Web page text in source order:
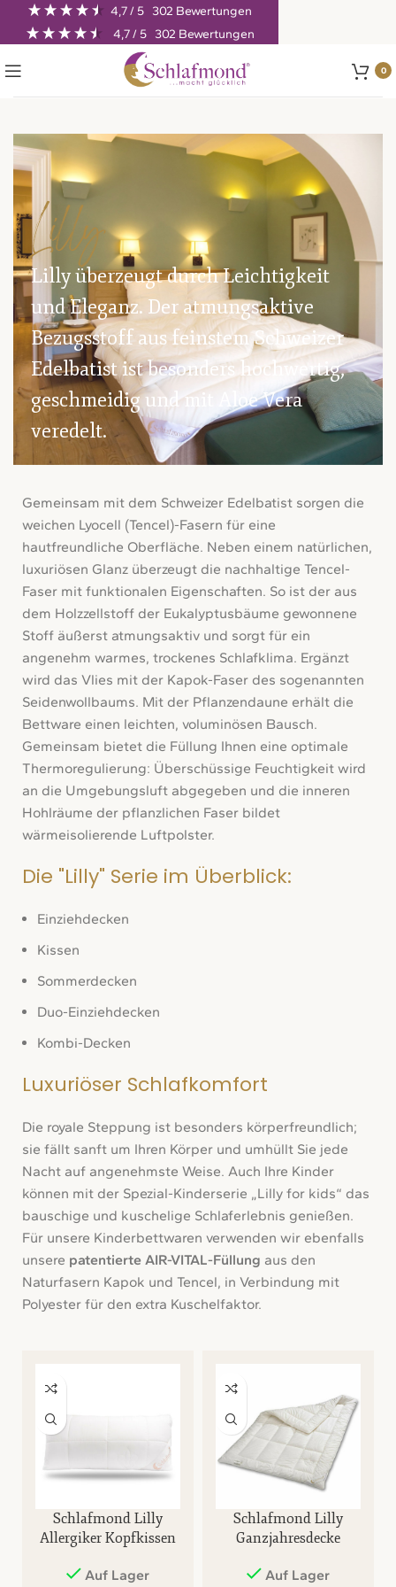
0
Lilly
Lilly überzeugt durch Leichtig­keit
und Eleganz. Der atmungs­aktive
Bezugs­stoff aus feinstem Schweizer
Edel­batist ist besonders hoch­wertig,
geschmeidig und mit Aloe Vera
veredelt.
Gemeinsam mit dem Schweizer Edelbatist sorgen die
weichen Lyocell (Tencel)-Fasern für eine
hautfreundliche Oberfläche. Neben einem natürlichen,
luxuriösen Glanz überzeugt die nachhaltige Tencel-
Faser mit funktionalen Eigenschaften. So ist der aus
dem Holzzellstoff der Eukalyptusbäume gewonnene
Stoff äußerst atmungsaktiv und sorgt für ein
angenehm warmes, trockenes Schlafklima. Ergänzt
wird das Vlies mit der Kapok-Faser des sogenannten
Seidenwollbaums. Mit der Pflanzendaune erhält die
Bettware einen leichten, voluminösen Bausch.
Gemeinsam bietet die Füllung Ihnen eine optimale
Thermoregulierung: Überschüssige Feuchtigkeit wird
an die Umgebungsluft abgegeben und die inneren
Hohlräume der pflanzlichen Faser bildet
wärmeisolierende Luftpolster.
Die "Lilly" Serie im Überblick:
Einziehdecken
Kissen
Sommerdecken
Duo-Einziehdecken
Kombi-Decken
Luxuriöser Schlafkomfort
Die royale Steppung ist besonders körperfreundlich;
sie fällt sanft um Ihren Körper und umhüllt Sie jede
Nacht auf angenehmste Weise. Auch Ihre Kinder
können mit der Spezial-Kinderserie „Lilly for kids“ das
bauschige und kuschelige Schlaferlebnis genießen.
Für unsere Kinderbettwaren verwenden wir ebenfalls
unsere patentierte AIR-VITAL-Füllung aus den
Naturfasern Kapok und Tencel, in Verbindung mit
Polyester für den extra Kuschelfaktor.
Schlafmond Lilly
Allergiker Kopfkissen
Auf Lager
Schlafmond Lilly
Ganzjahresdecke
Auf Lager
4,7/ 5 302 Bewertungen
4,7/ 5 302 Bewertungen